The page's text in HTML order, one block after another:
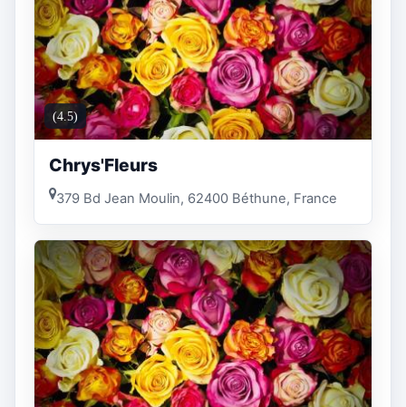
(4.5)
Chrys'Fleurs
379 Bd Jean Moulin, 62400 Béthune, France